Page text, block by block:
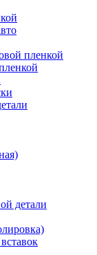
пленкой
детали